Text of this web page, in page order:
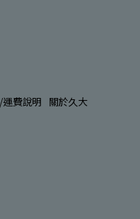
費說明
關於久大